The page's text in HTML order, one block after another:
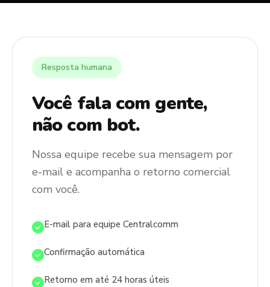
Resposta humana
Você fala com gente,
não com bot.
Nossa equipe recebe sua mensagem por
e-mail e acompanha o retorno comercial
com você.
E-mail para equipe Centralcomm
Confirmação automática
Retorno em até 24 horas úteis